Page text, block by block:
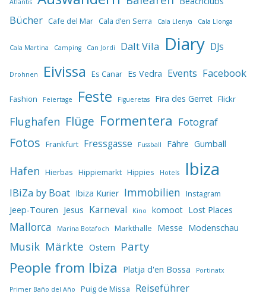
Bücher Cafe del Mar Cala d’en Serra Cala Llenya Cala Llonga
Cala Martina Camping Can Jordi Dalt Vila Diary DJs
Drohnen Eivissa Es Canar Es Vedra Events Facebook
Fashion Feiertage Feste Figueretas Fira des Gerret Flickr
Flughafen Flüge Formentera Fotograf
Fotos Frankfurt Fressgasse Fussball Fähre Gumball
Hafen Hierbas Hippiemarkt Hippies Hotels Ibiza
IBiZa by Boat Ibiza Kurier Immobilien Instagram
Jeep-Touren Jesus Karneval Kino komoot Lost Places
Mallorca Marina Botafoch Markthalle Messe Modenschau
Musik Märkte Ostern Party
People from Ibiza Platja d'en Bossa Portinatx
Primer Baño del Año Puig de Missa Reiseführer